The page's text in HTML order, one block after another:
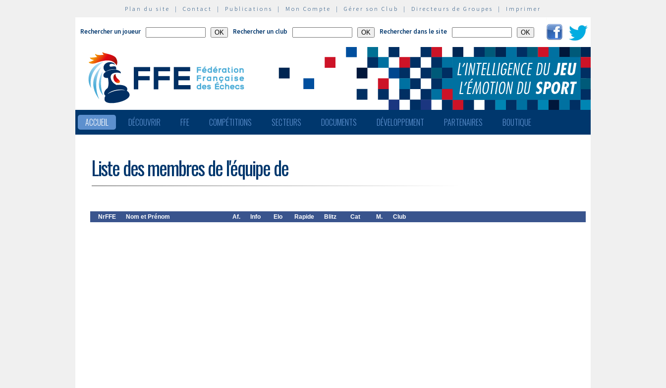
Plan du site | Contact | Publications | Mon Compte | Gérer son Club | Directeurs de Groupes | Imprimer
Rechercher un joueur Rechercher un club Rechercher dans le site
ACCUEIL DÉCOUVRIR FFE COMPÉTITIONS SECTEURS DOCUMENTS DÉVELOPPEMENT PARTENAIRES BOUTIQUE
Liste des membres de l'équipe de
NrFFE Nom et Prénom Af. Info Elo Rapide Blitz Cat M. Club